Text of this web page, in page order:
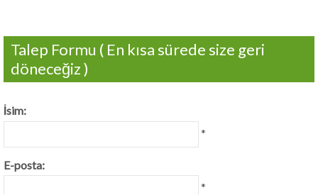
Talep Formu ( En kısa sürede size geri
döneceğiz )
İsim:
*
E-posta:
*